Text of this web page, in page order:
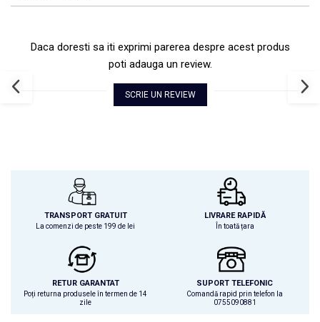
Daca doresti sa iti exprimi parerea despre acest produs
poti adauga un review.
SCRIE UN REVIEW
TRANSPORT GRATUIT
La comenzi de peste 199 de lei
LIVRARE RAPIDĂ
În toată țara
RETUR GARANTAT
Poți returna produsele în termen de 14
zile
SUPORT TELEFONIC
Comandă rapid prin telefon la
0755090881